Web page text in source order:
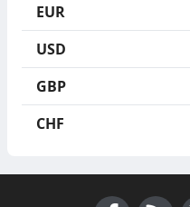
EUR
USD
GBP
CHF